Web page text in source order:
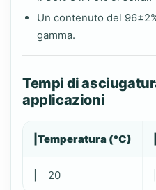
Un contenuto del
gamma.
Tempi di
applicazioni
|Temperatura (°C)
| 20